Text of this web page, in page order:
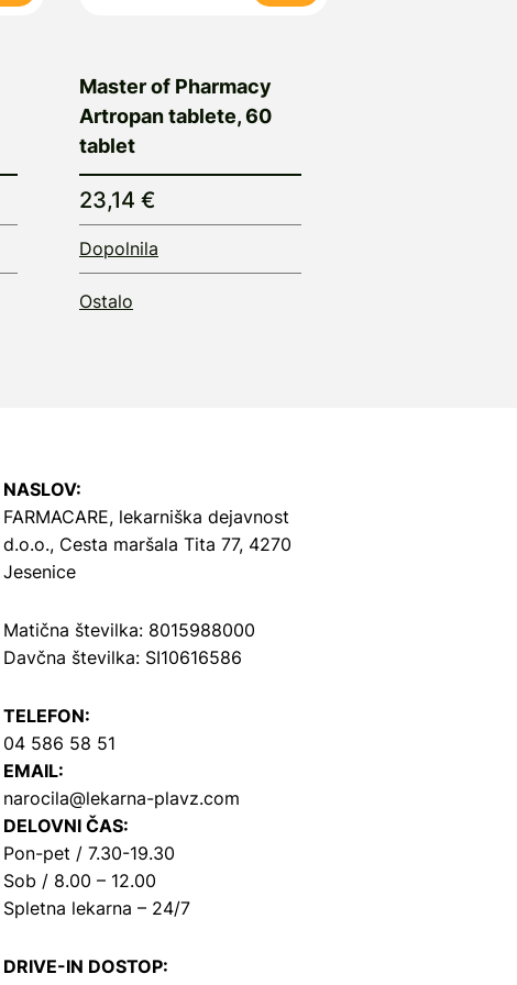
Master of Pharmacy
Artropan tablete, 60
tablet
23,14 €
Dopolnila
Ostalo
NASLOV:
FARMACARE, lekarniška dejavnost
d.o.o., Cesta maršala Tita 77, 4270
Jesenice
Matična številka: 8015988000
Davčna številka: SI10616586
TELEFON:
04 586 58 51
EMAIL:
narocila@lekarna-plavz.com
DELOVNI ČAS:
Pon-pet / 7.30-19.30
Sob / 8.00 – 12.00
Spletna lekarna – 24/7
DRIVE-IN DOSTOP: